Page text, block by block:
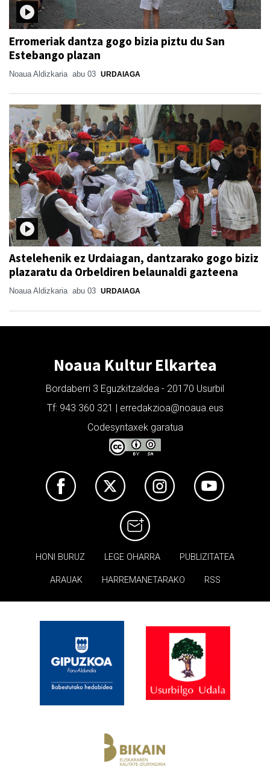
Erromeriak dantza gogo bizia piztu du San
Estebango plazan
Noaua Aldizkaria abu 03 URDAIAGA
Astelehenik ez Urdaiagan, dantzarako gogo biziz
plazaratu da Orbeldiren belaunaldi gazteena
Noaua Aldizkaria abu 03 URDAIAGA
Noaua Kultur Elkartea
Bordaberri 3 Eguzkitzaldea - 20170 Usurbil
Tf: 943 360 321 | erredakzioa@noaua.eus
Codesyntaxek garatua
HONI BURUZ LEGE OHARRA PUBLIZITATEA
ARAUAK HARREMANETARAKO RSS